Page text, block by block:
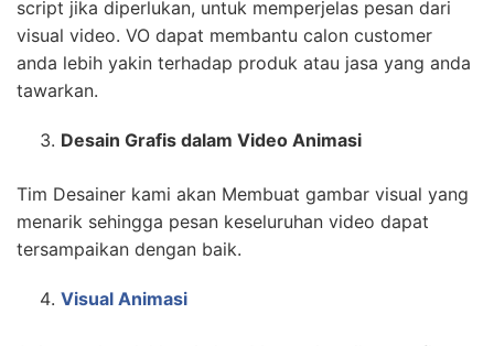
script jika diperlukan, untuk memperjelas pesan dari
visual video. VO dapat membantu calon customer
anda lebih yakin terhadap produk atau jasa yang anda
tawarkan.
Desain Grafis dalam Video Animasi
Tim Desainer kami akan Membuat gambar visual yang
menarik sehingga pesan keseluruhan video dapat
tersampaikan dengan baik.
Visual Animasi